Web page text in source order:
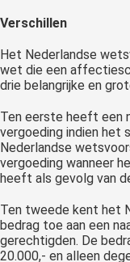
Verschillen
Het Nederlandse
wet die een
drie belangrijke en
Ten eerste heeft een
vergoeding indien het
Nederlandse
vergoeding wanneer
heeft als gevolg van
Ten tweede kent het
bedrag toe aan een
gerechtigden. De
20.000,- en alleen